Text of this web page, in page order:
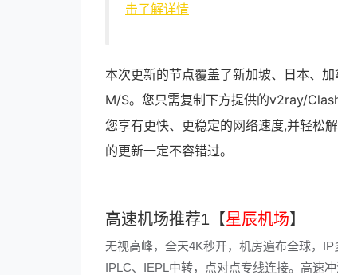
击了解详情
本次更新的节点覆盖了新加坡、日本、
M/S。您只需复制下方提供的v2ray/
您享有更快、更稳定的网络速度,并轻松
的更新一定不容错过。
高速机场推荐1【星辰机场】
无视高峰，全天4K秒开，机房遍布全球，
IPLC、IEPL中转，点对点专线连接。高速